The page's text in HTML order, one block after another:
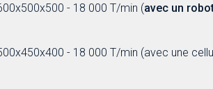
- 18 000 T/min (avec un
- 18 000 T/min (avec une